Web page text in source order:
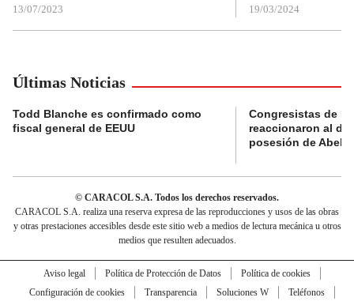
13/07/2023 19/03/2024
Últimas Noticias
Todd Blanche es confirmado como
fiscal general de EEUU
Congresistas de
reaccionaron al
posesión de
© CARACOL S.A. Todos los derechos reservados.
CARACOL S.A. realiza una reserva expresa de las reproducciones y usos de las obras
y otras prestaciones accesibles desde este sitio web a medios de lectura mecánica u otros
medios que resulten adecuados.
Aviso legal Política de Protección de Datos
Política de cookies
Configuración de cookies
Transparencia Soluciones W
Teléfonos